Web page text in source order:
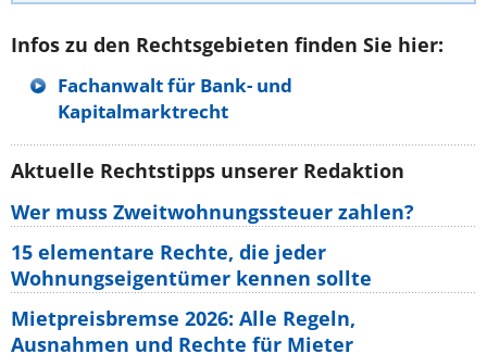
Infos zu den Rechtsgebieten finden Sie hier:
Fachanwalt für Bank- und
Kapitalmarktrecht
Aktuelle Rechtstipps unserer Redaktion
Wer muss Zweitwohnungssteuer zahlen?
15 elementare Rechte, die jeder
Wohnungseigentümer kennen sollte
Mietpreisbremse 2026: Alle Regeln,
Ausnahmen und Rechte für Mieter